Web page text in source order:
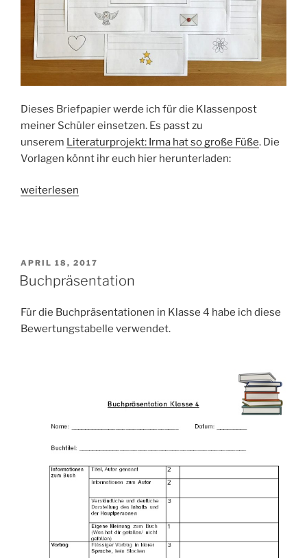
Dieses Briefpapier werde ich für die Klassenpost
meiner Schüler einsetzen. Es passt zu
unserem Literaturprojekt: Irma hat so große Füße. Die
Vorlagen könnt ihr euch hier herunterladen:
„Briefpapier
weiterlesen
VERÖFFENTLICHT
AM
APRIL 18, 2017
Buchpräsentation
Für die Buchpräsentationen in Klasse 4 habe ich diese
Bewertungstabelle verwendet.